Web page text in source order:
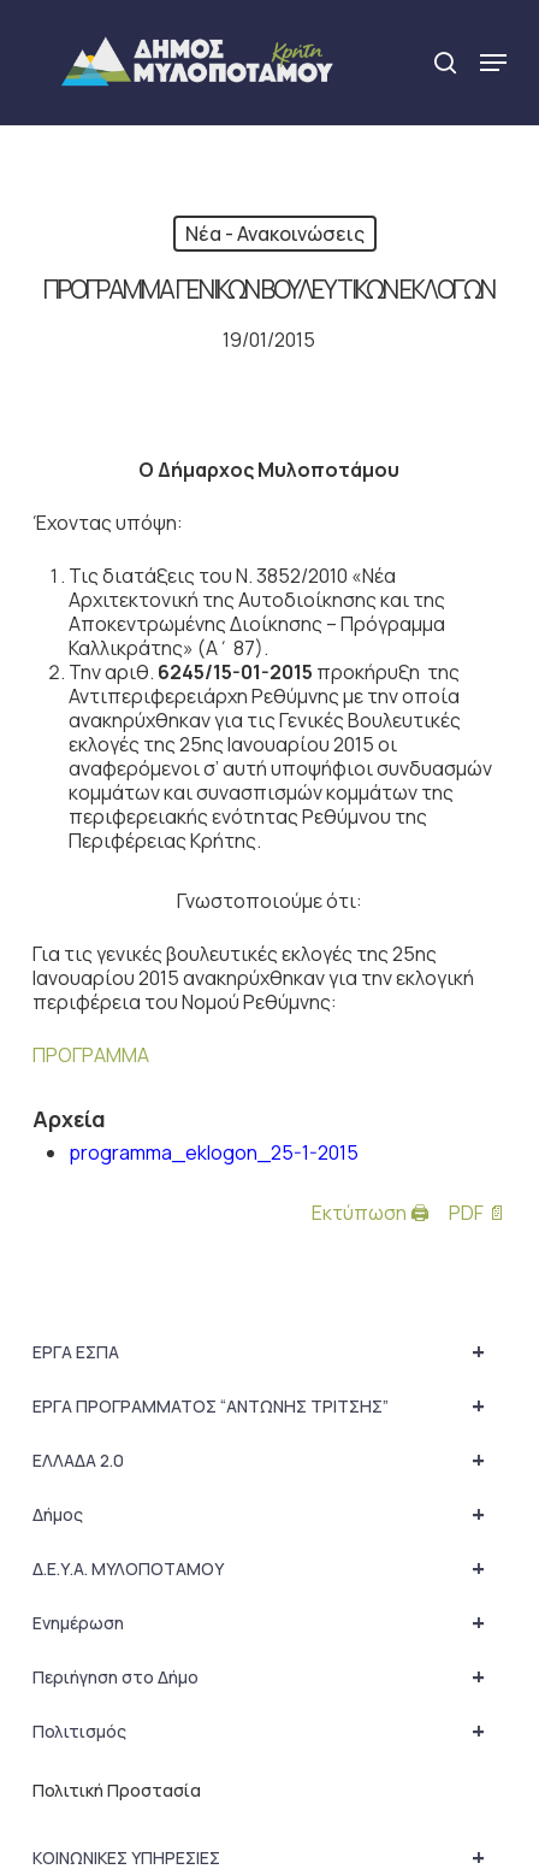
content
search
Menu
Νέα - Ανακοινώσεις
ΠΡΟΓΡΑΜΜΑ ΓΕΝΙΚΩΝ ΒΟΥΛΕΥΤΙΚΩΝ ΕΚΛΟΓΩΝ
19/01/2015
Ο Δήμαρχος Μυλοποτάμου
Έχοντας υπόψη:
Τις διατάξεις του Ν. 3852/2010 «Νέα
Αρχιτεκτονική της Αυτοδιοίκησης και της
Αποκεντρωμένης Διοίκησης – Πρόγραμμα
Καλλικράτης» (Α΄ 87).
Την αριθ. 6245/15-01-2015 προκήρυξη της
Αντιπεριφερειάρχη Ρεθύμνης με την οποία
ανακηρύχθηκαν για τις Γενικές Βουλευτικές
εκλογές της 25ης Ιανουαρίου 2015 οι
αναφερόμενοι σ’ αυτή υποψήφιοι συνδυασμών
κομμάτων και συνασπισμών κομμάτων της
περιφερειακής ενότητας Ρεθύμνου της
Περιφέρειας Κρήτης.
Γνωστοποιούμε ότι:
Για τις γενικές βουλευτικές εκλογές της 25ης
Ιανουαρίου 2015 ανακηρύχθηκαν για την εκλογική
περιφέρεια του Νομού Ρεθύμνης:
ΠΡΟΓΡΑΜΜΑ
Αρχεία
programma_eklogon_25-1-2015
Εκτύπωση 🖨 PDF 📄
+
ΕΡΓΑ ΕΣΠΑ
+
ΕΡΓΑ ΠΡΟΓΡΑΜΜΑΤΟΣ “ΑΝΤΩΝΗΣ ΤΡΙΤΣΗΣ”
+
ΕΛΛΑΔΑ 2.0
+
Δήμος
+
Δ.Ε.Υ.Α. ΜΥΛΟΠΟΤΑΜΟΥ
+
Ενημέρωση
+
Περιήγηση στο Δήμο
+
Πολιτισμός
Πολιτική Προστασία
+
ΚΟΙΝΩΝΙΚΕΣ ΥΠΗΡΕΣΙΕΣ
Close